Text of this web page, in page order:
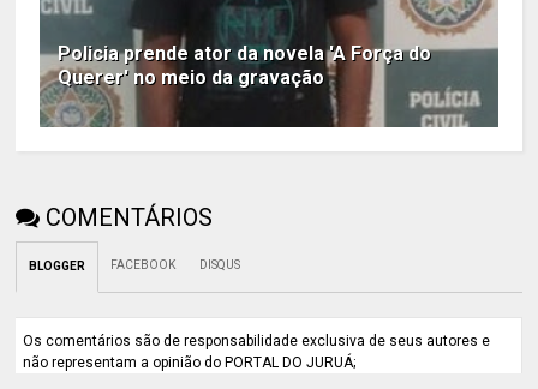
Policia prende ator da novela 'A Força do
Querer' no meio da gravação
COMENTÁRIOS
BLOGGER FACEBOOK DISQUS
Os comentários são de responsabilidade exclusiva de seus autores e
não representam a opinião do PORTAL DO JURUÁ;